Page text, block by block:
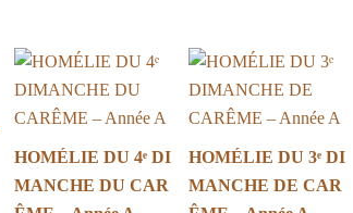
HOMÉLIE DU 4ᵉ DI
MANCHE DU CAR
HOMÉLIE DU 3ᵉ DI
MANCHE DE CAR